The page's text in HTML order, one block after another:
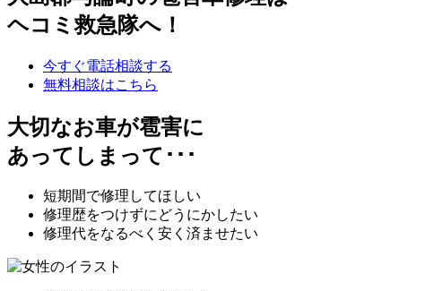
ヘコミ救急隊へ！
今すぐ電話相談する
無料相談はこちら
大切なお車が雹害に
あってしまって･･･
短期間で修理してほしい
修理歴をつけずにどうにかしたい
修理代をなるべく安く済ませたい